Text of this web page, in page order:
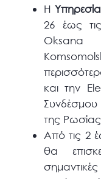
Η
26 έως
Oksana
και την
Συνδέσμου
της
Από τις 2
θα